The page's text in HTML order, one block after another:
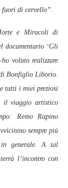
di cervello”.
e Miracoli di
documentario ‘Gli
ho voluto realizzare
Bonfiglio Liborio.
tutti i miei preziosi
il viaggio artistico
Remo Rapino
sempre più
generale. A tal
l’incontro con